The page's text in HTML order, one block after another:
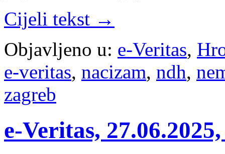
Cijeli tekst →
Objavljeno u: e-Veritas,
e-veritas, nacizam, ndh,
zagreb
e-Veritas,